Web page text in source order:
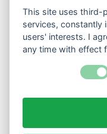
This site uses third-
services, constantly
users' interests. I
any time with effect